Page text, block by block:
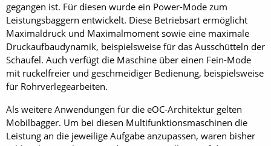
gegangen ist. Für diesen wurde ein Power-Mode zum
Leistungsbaggern entwickelt. Diese Betriebsart ermöglicht
Maximaldruck und Maximalmoment sowie eine maximale
Druckaufbaudynamik, beispielsweise für das Ausschütteln der
Schaufel. Auch verfügt die Maschine über einen Fein-Mode
mit ruckelfreier und geschmeidiger Bedienung, beispielsweise
für Rohrverlegearbeiten.
Als weitere Anwendungen für die eOC-Architektur gelten
Mobilbagger. Um bei diesen Multifunktionsmaschinen die
Leistung an die jeweilige Aufgabe anzupassen, waren bisher